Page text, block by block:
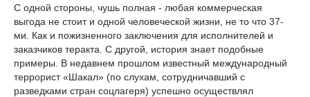
С одной стороны, чушь полная - любая коммерческая
выгода не стоит и одной человеческой жизни, не то что 37-
ми. Как и пожизненного заключения для исполнителей и
заказчиков теракта. С другой, история знает подобные
примеры. В недавнем прошлом известный международный
террорист «Шакал» (по слухам, сотрудничавший с
разведками стран соцлагеря) успешно осуществлял